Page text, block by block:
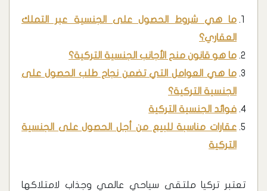
ما هي شروط الحصول على الجنسية عبر التملك
العقاري؟
ما هو قانون منح الأجانب الجنسية التركية؟
ما هي العوامل التي تضمن نجاح طلب الحصول على
الجنسية التركية؟
فوائد الجنسية التركية
عقارات مناسبة للبيع من أجل الحصول على الجنسية
التركية
تعتبر تركيا ملتقى سياحي عالمي وجذاب لامتلاكها